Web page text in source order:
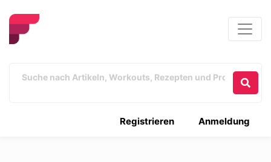
Anmeldung
Registrieren